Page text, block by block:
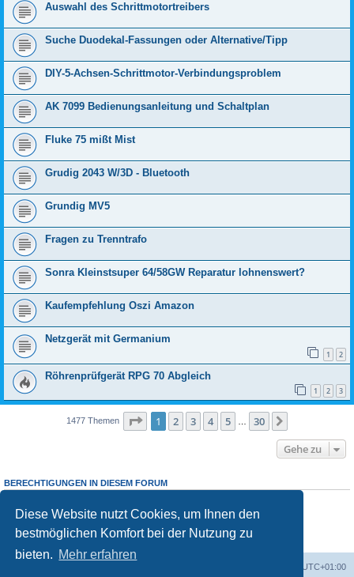
Diese Website nutzt Cookies, um Ihnen den
bestmöglichen Komfort bei der Nutzung zu
bieten. Mehr erfahren
Auswahl des Schrittmotortreibers
Suche Duodekal-Fassungen oder Alternative/Tipp
DIY-5-Achsen-Schrittmotor-Verbindungsproblem
AK 7099 Bedienungsanleitung und Schaltplan
Fluke 75 mißt Mist
Grudig 2043 W/3D - Bluetooth
Grundig MV5
Fragen zu Trenntrafo
Sonra Kleinstsuper 64/58GW Reparatur lohnenswert?
Kaufempfehlung Oszi Amazon
Netzgerät mit Germanium
1 2
Röhrenprüfgerät RPG 70 Abgleich
1 2 3
1477 Themen Seite 1von 30
1 2 3 4 5 … 30
Gehe zu
BERECHTIGUNGEN IN DIESEM FORUM
Sie dürfenkeineAntworten zu Themen in diesem Forum erstellen.
Sie dürfen Ihre Beiträge in diesem Forumnicht ändern.
Sie dürfen Ihre Beiträge in diesem Forumnichtlöschen.
keine
UTC+01:00